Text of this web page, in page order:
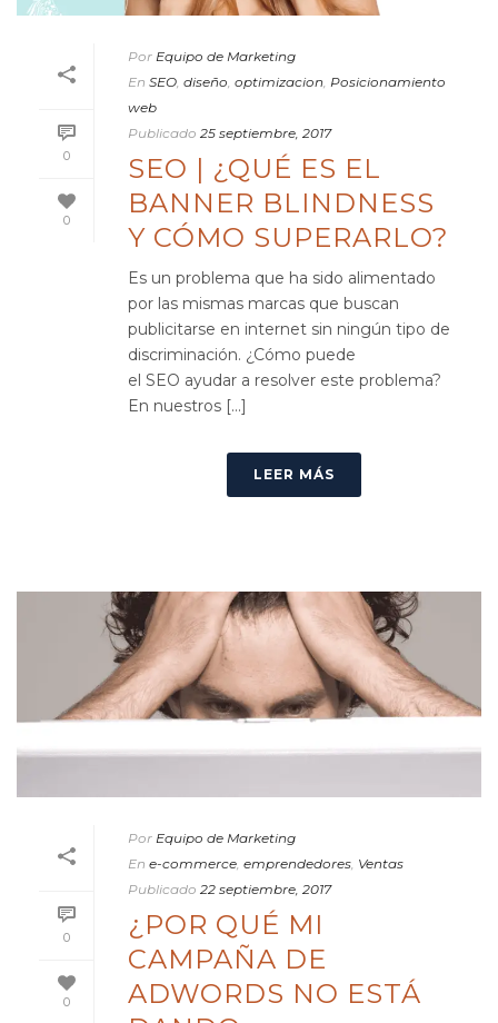
0
0
Por Equipo de Marketing
En SEO, diseño, optimizacion, Posicionamiento
web
Publicado 25 septiembre, 2017
SEO | ¿QUÉ ES EL
BANNER BLINDNESS
Y CÓMO SUPERARLO?
Es un problema que ha sido alimentado
por las mismas marcas que buscan
publicitarse en internet sin ningún tipo de
discriminación. ¿Cómo puede
el SEO ayudar a resolver este problema?
En nuestros [...]
LEER MÁS
0
0
Por Equipo de Marketing
En e-commerce emprendedores Ventas
Publicado 22 septiembre, 2017
¿POR QUÉ MI
CAMPAÑA DE
ADWORDS NO ESTÁ